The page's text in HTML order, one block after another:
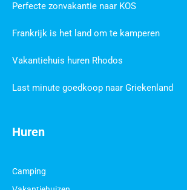
Huren
Camping
Perfecte zonvakantie naar KOS
Frankrijk is het land om te kamperen
Vakantiehuis huren Rhodos
Last minute goedkoop naar Griekenland